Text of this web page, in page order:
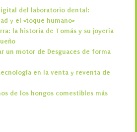
del laboratorio dental:
y el «toque humano»
la historia de Tomás y su joyería
un motor de Desguaces de forma
en la venta y reventa de
de los hongos comestibles más